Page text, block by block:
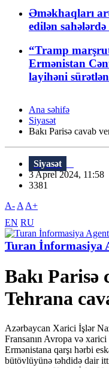
Əməkhaqları
edilən
“Tramp
Ermənistan
layihəni
Ana səhifə
Siyasət
Bakı Parisə cavab
Siyasət
3 Aprel 2024, 11:58
3381
A- A A+
EN RU
Turan İnformasiya
Bakı Parisə
Tehrana
Azərbaycan Xarici İşlər
Fransanın Avropa və
Ermənistana qarşı hərbi
bütövlüyünə təhdidə dair